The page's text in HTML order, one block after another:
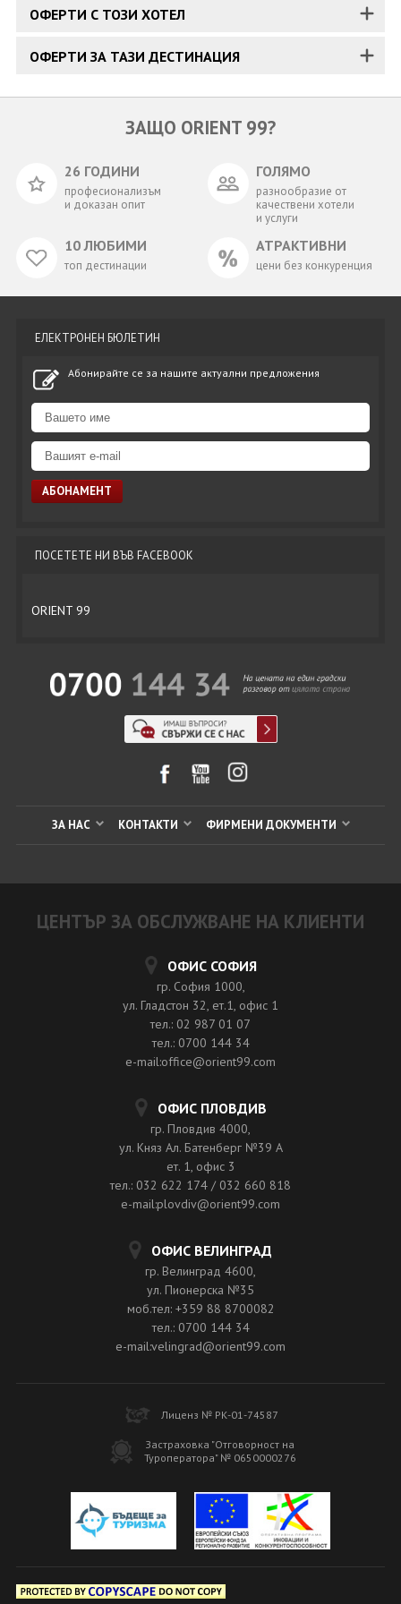
ОФЕРТИ С ТОЗИ ХОТЕЛ
ОФЕРТИ ЗА ТАЗИ ДЕСТИНАЦИЯ
ЗАЩО ORIENT 99?
26 ГОДИНИ
професионализъм
и доказан опит
ГОЛЯМО
разнообразие от
качествени хотели
и услуги
10 ЛЮБИМИ
топ дестинации
АТРАКТИВНИ
цени без конкуренция
ЕЛЕКТРОНЕН БЮЛЕТИН
Абонирайте се за нашите актуални предложения
ПОСЕТЕТЕ НИ ВЪВ FACEBOOK
ORIENT 99
ЗА НАС КОНТАКТИ ФИРМЕНИ ДОКУМЕНТИ
ЦЕНТЪР ЗА ОБСЛУЖВАНЕ НА КЛИЕНТИ
ОФИС СОФИЯ
гр. София 1000,
ул. Гладстон 32, ет.1, офис 1
тел.: 02 987 01 07
тел.: 0700 144 34
e-mail:office@orient99.com
ОФИС ПЛОВДИВ
гр. Пловдив 4000,
ул. Княз Ал. Батенберг №39 A
ет. 1, офис 3
тел.: 032 622 174 / 032 660 818
e-mail:plovdiv@orient99.com
ОФИС ВЕЛИНГРАД
гр. Велинград 4600,
ул. Пионерска №35
моб.тел: +359 88 8700082
тел.: 0700 144 34
e-mail:velingrad@orient99.com
Лиценз № РК-01-74587
Застраховка "Отговорност на
Туроператора" № 0650000276